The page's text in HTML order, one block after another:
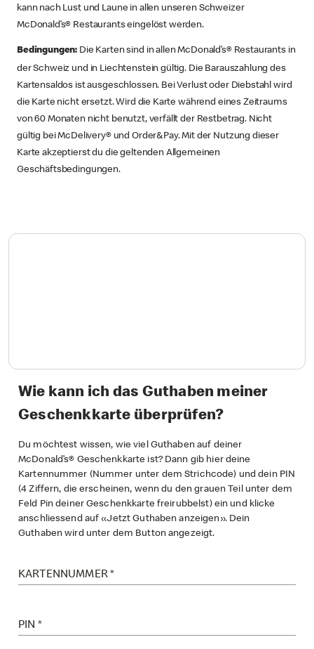
kann nach Lust und Laune in allen unseren Schweizer
McDonald’s® Restaurants eingelöst werden.
Bedingungen: Die Karten sind in allen McDonald’s® Restaurants in
der Schweiz und in Liechtenstein gültig. Die Barauszahlung des
Kartensaldos ist ausgeschlossen. Bei Verlust oder Diebstahl wird
die Karte nicht ersetzt. Wird die Karte während eines Zeitraums
von 60 Monaten nicht benutzt, verfällt der Restbetrag. Nicht
gültig bei McDelivery® und Order&Pay. Mit der Nutzung dieser
Karte akzeptierst du die geltenden Allgemeinen
Geschäftsbedingungen.